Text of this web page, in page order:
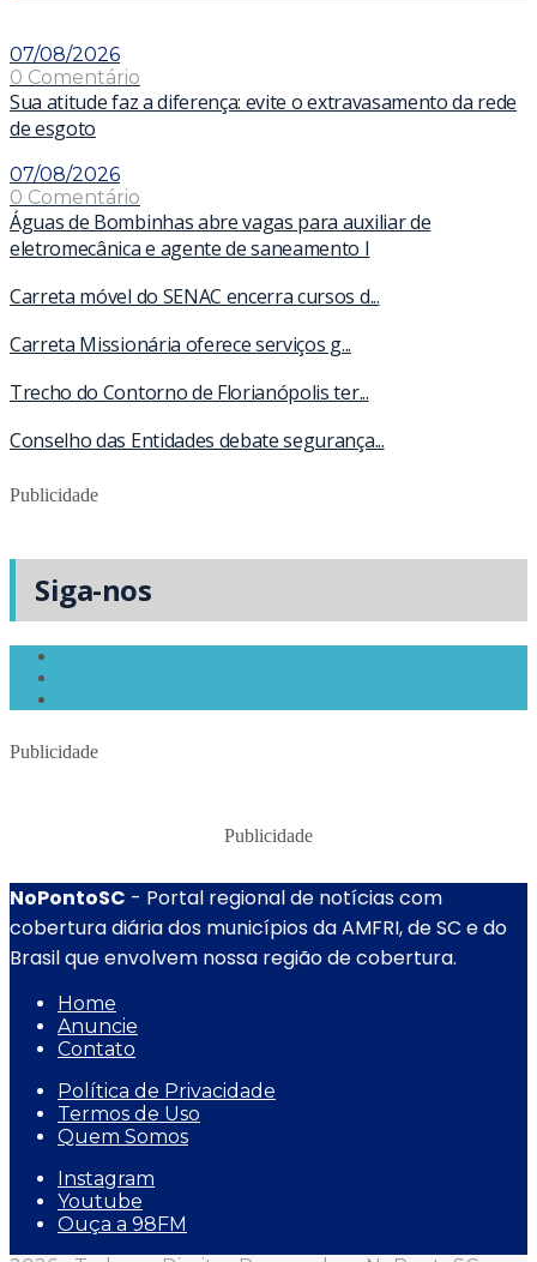
07/08/2026
0 Comentário
Sua atitude faz a diferença: evite o extravasamento da rede
de esgoto
07/08/2026
0 Comentário
Águas de Bombinhas abre vagas para auxiliar de
eletromecânica e agente de saneamento I
Carreta móvel do SENAC encerra cursos d...
Carreta Missionária oferece serviços g...
Trecho do Contorno de Florianópolis ter...
Conselho das Entidades debate segurança...
Publicidade
Siga-nos
Publicidade
Publicidade
NoPontoSC - Portal regional de notícias com
cobertura diária dos municípios da AMFRI, de SC e do
Brasil que envolvem nossa região de cobertura.
Home
Anuncie
Contato
Política de Privacidade
Termos de Uso
Quem Somos
Instagram
Youtube
Ouça a 98FM